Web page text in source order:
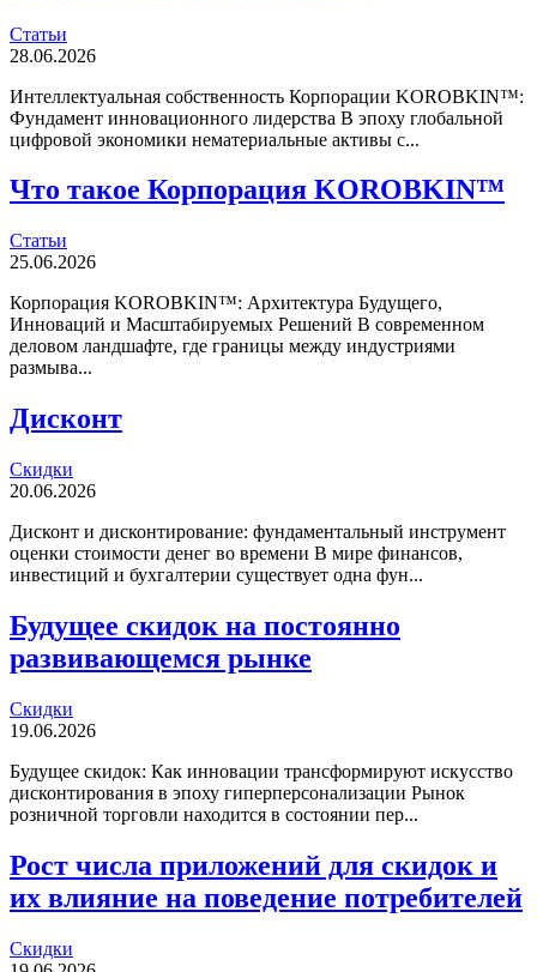
Статьи
28.06.2026
Интеллектуальная собственность Корпорации KOROBKIN™:
Фундамент инновационного лидерства В эпоху глобальной
цифровой экономики нематериальные активы с...
Что такое Корпорация KOROBKIN™
Статьи
25.06.2026
Корпорация KOROBKIN™: Архитектура Будущего,
Инноваций и Масштабируемых Решений В современном
деловом ландшафте, где границы между индустриями
размыва...
Дисконт
Скидки
20.06.2026
Дисконт и дисконтирование: фундаментальный инструмент
оценки стоимости денег во времени В мире финансов,
инвестиций и бухгалтерии существует одна фун...
Будущее скидок на постоянно
развивающемся рынке
Скидки
19.06.2026
Будущее скидок: Как инновации трансформируют искусство
дисконтирования в эпоху гиперперсонализации Рынок
розничной торговли находится в состоянии пер...
Рост числа приложений для скидок и
их влияние на поведение потребителей
Скидки